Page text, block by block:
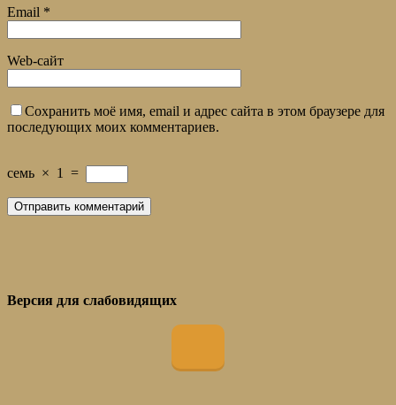
Email *
Web-сайт
Сохранить моё имя, email и адрес сайта в этом браузере для
последующих моих комментариев.
семь × 1 =
Версия для слабовидящих